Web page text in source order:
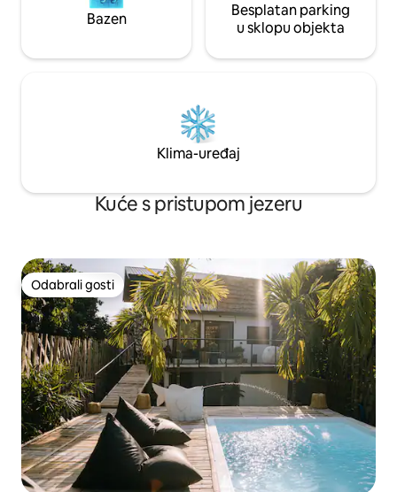
dobro osvijetljena i pomiješana drvenim
namještajem, što stvara toplo i privlačno
terasu s bazenom, koja je prostrana i
djecu.Ovim se vratima upravlja na
daljinu, a zidovi oko objekta izgrađeni su
visoko kako bi naši gosti imali potpunu
unaprijed obavijestite. Nemojte
rezervirati ako vam se ne sviđa.
Bazen
Besplatan parking
u sklopu objekta
Klima-uređaj
Kuće s pristupom jezeru
Odabrali gosti
Odabrali gosti